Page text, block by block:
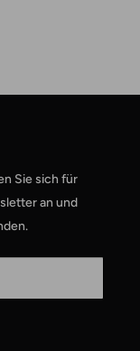
Sie sich für
an und